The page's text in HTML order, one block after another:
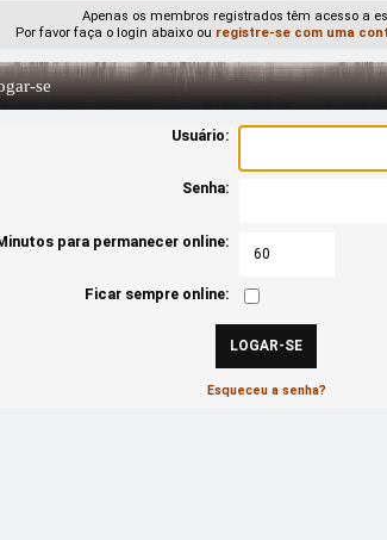
Apenas os membros registrados têm acesso a
Por favor faça o login abaixo ou registre-se com uma
se
Usuário:
Senha:
para permanecer online:
Ficar sempre online:
Esqueceu a senha?